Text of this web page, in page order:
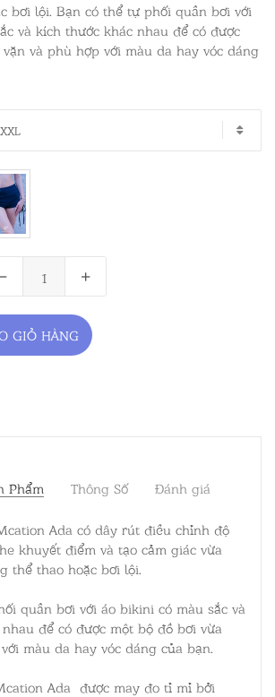
bơi lội. Bạn có thể tự phối quần bơi với
và kích thước khác nhau để có được
và phù hợp với màu da hay vóc dáng
XXL
GIỎ HÀNG
Phẩm Thông Số Đánh giá
Ada có dây rút điều chỉnh độ
khuyết điểm và tạo cảm giác vừa
thể thao hoặc bơi lội.
quần bơi với áo bikini có màu sắc và
để có được một bộ đồ bơi vừa
màu da hay vóc dáng của bạn.
Ada được may đo tỉ mỉ bởi